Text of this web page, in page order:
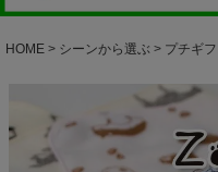
HOME シーンから選ぶ プチギフ